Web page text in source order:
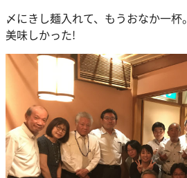
〆にきし麺入れて、もうおなか一杯。
美味しかった!